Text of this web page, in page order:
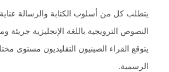
يتطلب كل من أسلوب الكتابة والرسالة
النصوص الترويجية باللغة الإنجليزية جريئة
يتوقع القراء الصينيون التقليديون مستوى
الرسمية.